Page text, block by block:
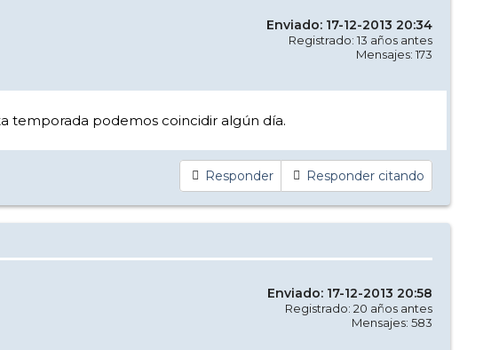
Enviado: 17-12-2013 20:34
Registrado: 13 años antes
Mensajes: 173
temporada podemos coincidir algún día.
Responder Responder citando
Enviado: 17-12-2013 20:58
Registrado: 20 años antes
Mensajes: 583